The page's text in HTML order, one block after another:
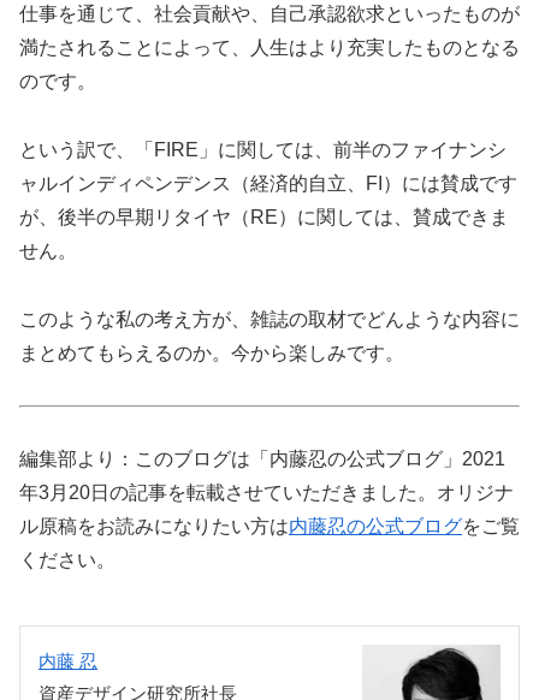
仕事を通じて、社会貢献や、自己承認欲求といったものが
満たされることによって、人生はより充実したものとなる
のです。
という訳で、「FIRE」に関しては、前半のファイナンシ
ャルインディペンデンス（経済的自立、FI）には賛成です
が、後半の早期リタイヤ（RE）に関しては、賛成できま
せん。
このような私の考え方が、雑誌の取材でどんような内容に
まとめてもらえるのか。今から楽しみです。
編集部より：このブログは「内藤忍の公式ブログ」2021
年3月20日の記事を転載させていただきました。オリジナ
ル原稿をお読みになりたい方は内藤忍の公式ブログをご覧
ください。
内藤 忍
資産デザイン研究所社長